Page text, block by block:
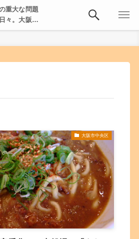
重大な問題
々。大阪・
た食べ歩
大阪市中央区